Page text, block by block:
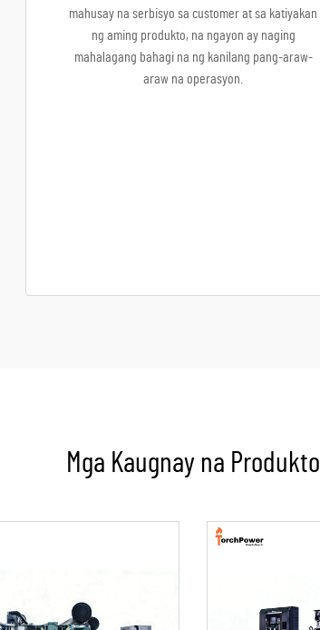
mahusay na serbisyo sa customer at sa katiyakan
ng aming produkto, na ngayon ay naging
mahalagang bahagi na ng kanilang pang-araw-
araw na operasyon.
Mga Kaugnay na Produkto